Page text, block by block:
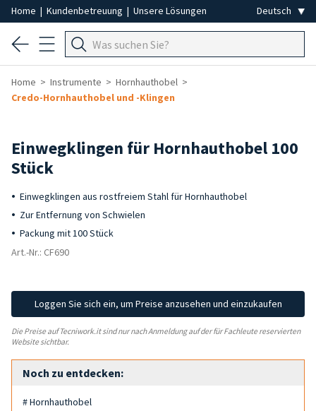
Home | Kundenbetreuung | Unsere Lösungen
Home Instrumente
Hornhauthobel
Credo-Hornhauthobel und -Klingen
Einwegklingen für Hornhauthobel 100
Stück
Einwegklingen aus rostfreiem Stahl für Hornhauthobel
Zur Entfernung von Schwielen
Packung mit 100 Stück
Art.-Nr.: CF690
Loggen Sie sich ein, um Preise anzusehen und einzukaufen
Die Preise auf Tecniwork.it sind nur nach Anmeldung auf der für Fachleute reservierten
Website sichtbar.
Noch zu entdecken:
# Hornhauthobel